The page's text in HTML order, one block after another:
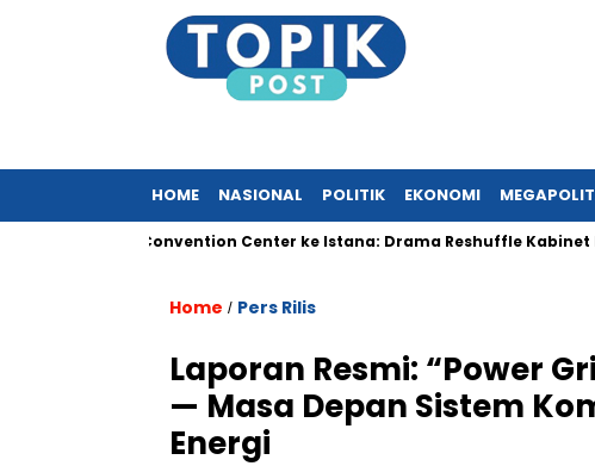
HOME NASIONAL POLITIK EKONOMI
Convention Center ke Istana: Drama Reshuffle Kabinet Merah
Home / Pers Rilis
Laporan Resmi: “Power
— Masa Depan Sistem
Energi